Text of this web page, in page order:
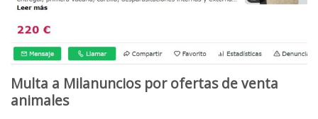
Multa a Milanuncios por ofertas de venta
animales